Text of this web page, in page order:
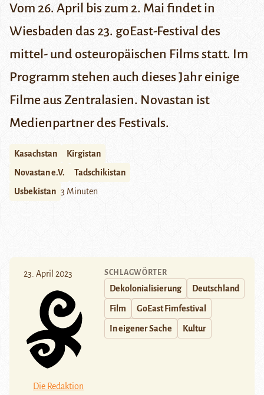
Vom 26. April bis zum 2. Mai findet in
Wiesbaden das 23. goEast-Festival des
mittel- und osteuropäischen Films statt. Im
Programm stehen auch dieses Jahr einige
Filme aus Zentralasien. Novastan ist
Medienpartner des Festivals.
Kasachstan
Kirgistan
Novastan e.V.
Tadschikistan
Usbekistan 3 Minuten
23. April 2023
Die Redaktion
SCHLAGWÖRTER
Dekolonialisierung Deutschland
Film GoEast Fimfestival
In eigener Sache Kultur